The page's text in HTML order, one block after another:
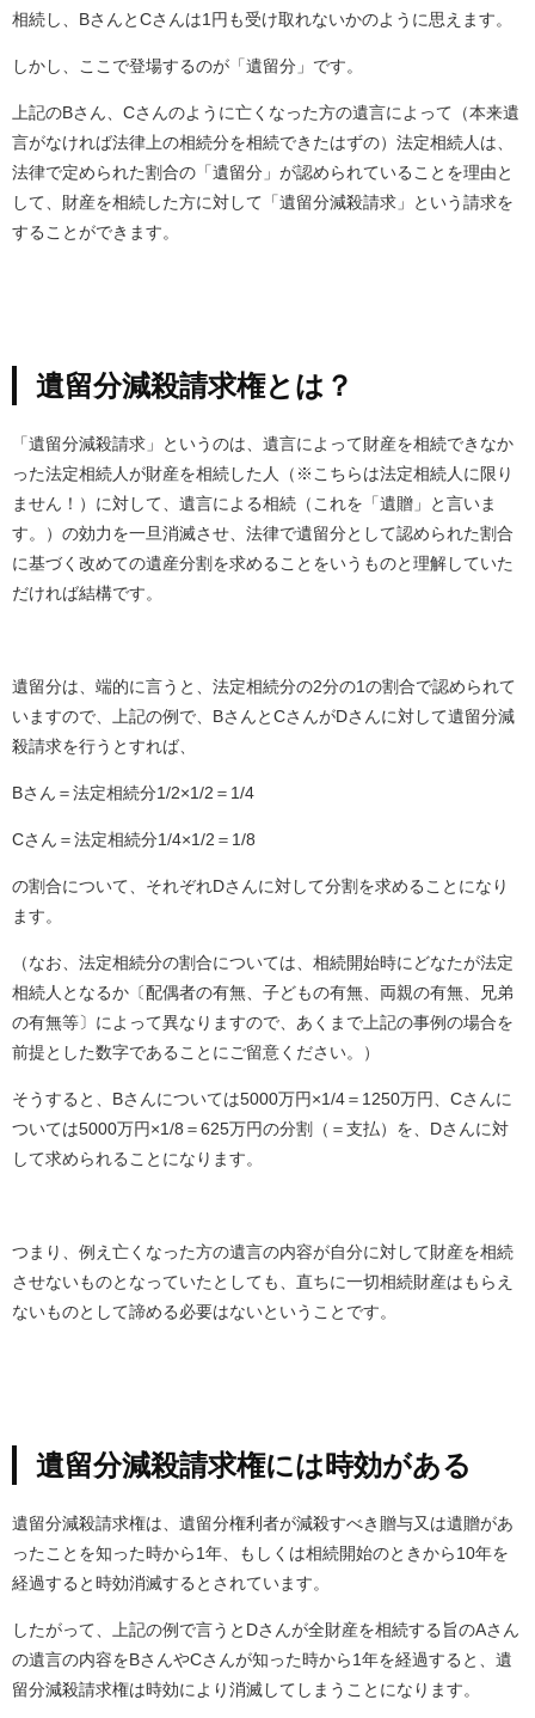
相続し、BさんとCさんは1円も受け取れないかのように思えます。
しかし、ここで登場するのが「遺留分」です。
上記のBさん、Cさんのように亡くなった方の遺言によって（本来遺
言がなければ法律上の相続分を相続できたはずの）法定相続人は、
法律で定められた割合の「遺留分」が認められていることを理由と
して、財産を相続した方に対して「遺留分減殺請求」という請求を
することができます。
遺留分減殺請求権とは？
「遺留分減殺請求」というのは、遺言によって財産を相続できなか
った法定相続人が財産を相続した人（※こちらは法定相続人に限り
ません！）に対して、遺言による相続（これを「遺贈」と言いま
す。）の効力を一旦消滅させ、法律で遺留分として認められた割合
に基づく改めての遺産分割を求めることをいうものと理解していた
だければ結構です。
遺留分は、端的に言うと、法定相続分の2分の1の割合で認められて
いますので、上記の例で、BさんとCさんがDさんに対して遺留分減
殺請求を行うとすれば、
Bさん＝法定相続分1/2×1/2＝1/4
Cさん＝法定相続分1/4×1/2＝1/8
の割合について、それぞれDさんに対して分割を求めることになり
ます。
（なお、法定相続分の割合については、相続開始時にどなたが法定
相続人となるか〔配偶者の有無、子どもの有無、両親の有無、兄弟
の有無等〕によって異なりますので、あくまで上記の事例の場合を
前提とした数字であることにご留意ください。）
そうすると、Bさんについては5000万円×1/4＝1250万円、Cさんに
ついては5000万円×1/8＝625万円の分割（＝支払）を、Dさんに対
して求められることになります。
つまり、例え亡くなった方の遺言の内容が自分に対して財産を相続
させないものとなっていたとしても、直ちに一切相続財産はもらえ
ないものとして諦める必要はないということです。
遺留分減殺請求権には時効がある
遺留分減殺請求権は、遺留分権利者が減殺すべき贈与又は遺贈があ
ったことを知った時から1年、もしくは相続開始のときから10年を
経過すると時効消滅するとされています。
したがって、上記の例で言うとDさんが全財産を相続する旨のAさん
の遺言の内容をBさんやCさんが知った時から1年を経過すると、遺
留分減殺請求権は時効により消滅してしまうことになります。